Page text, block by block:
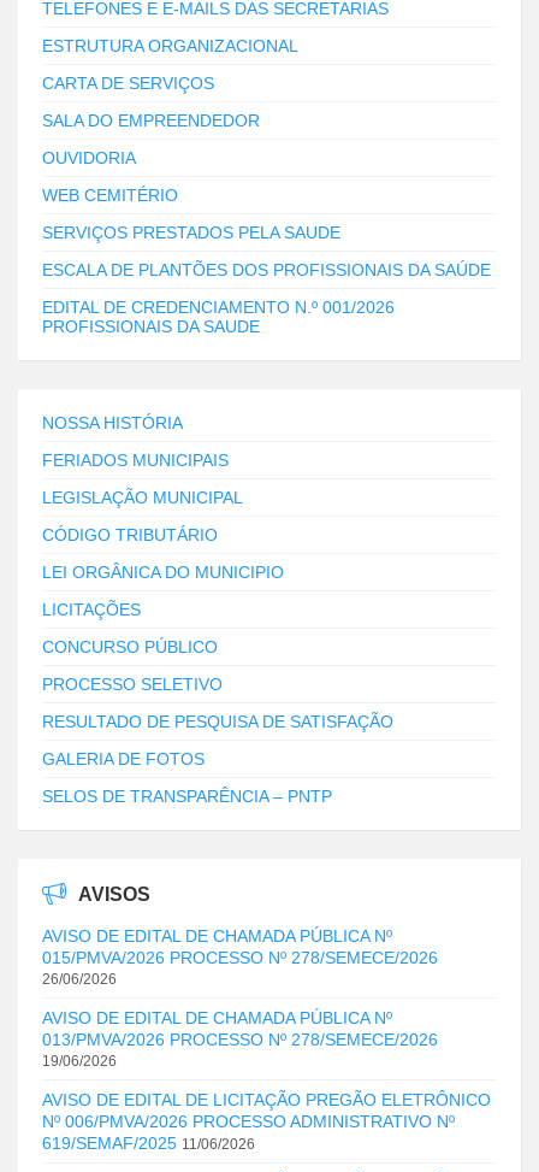
TELEFONES E E-MAILS DAS SECRETARIAS
ESTRUTURA ORGANIZACIONAL
CARTA DE SERVIÇOS
SALA DO EMPREENDEDOR
OUVIDORIA
WEB CEMITÉRIO
SERVIÇOS PRESTADOS PELA SAUDE
ESCALA DE PLANTÕES DOS PROFISSIONAIS DA SAÚDE
EDITAL DE CREDENCIAMENTO N.º 001/2026
PROFISSIONAIS DA SAUDE
NOSSA HISTÓRIA
FERIADOS MUNICIPAIS
LEGISLAÇÃO MUNICIPAL
CÓDIGO TRIBUTÁRIO
LEI ORGÂNICA DO MUNICIPIO
LICITAÇÕES
CONCURSO PÚBLICO
PROCESSO SELETIVO
RESULTADO DE PESQUISA DE SATISFAÇÃO
GALERIA DE FOTOS
SELOS DE TRANSPARÊNCIA – PNTP
AVISOS
AVISO DE EDITAL DE CHAMADA PÚBLICA Nº
015/PMVA/2026 PROCESSO Nº 278/SEMECE/2026
26/06/2026
AVISO DE EDITAL DE CHAMADA PÚBLICA Nº
013/PMVA/2026 PROCESSO Nº 278/SEMECE/2026
19/06/2026
AVISO DE EDITAL DE LICITAÇÃO PREGÃO ELETRÔNICO
Nº 006/PMVA/2026 PROCESSO ADMINISTRATIVO Nº
619/SEMAF/2025 11/06/2026